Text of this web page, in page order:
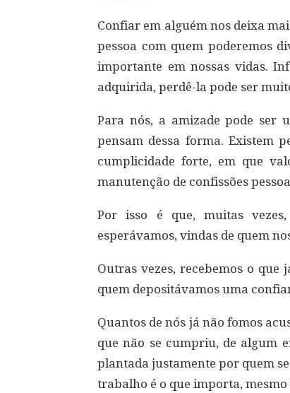
Confiar em alguém nos deixa
pessoa com quem poderemos
importante em nossas vidas.
adquirida, perdê-la pode ser
Para nós, a amizade pode ser
pensam dessa forma. Existem
cumplicidade forte, em que
manutenção de confissões
Por isso é que, muitas
esperávamos, vindas de quem
Outras vezes, recebemos o
quem depositávamos uma
Quantos de nós já não fomos
que não se cumpriu, de algum
plantada justamente por quem
trabalho é o que importa,